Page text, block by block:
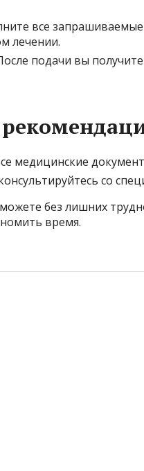
все
лечении.
подачи вы
медицинские
со
без лишних
время.